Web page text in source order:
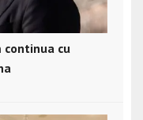
continua cu